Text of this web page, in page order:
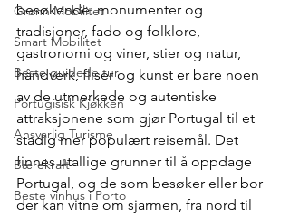
Grønn Mobilitet
Smart Mobilitet
Beste guidede tur
Portugisisk Kjøkken
Ansvarlig Turisme
Bærekraft
Beste vinhus i Porto
besøkende: monumenter og
tradisjoner, fado og folklore,
gastronomi og viner, stier og natur,
håndverk, fliser og kunst er bare noen
av de utmerkede og autentiske
attraksjonene som gjør Portugal til et
stadig mer populært reisemål. Det
finnes utallige grunner til å oppdage
Portugal, og de som besøker eller bor
der kan vitne om sjarmen, fra nord til